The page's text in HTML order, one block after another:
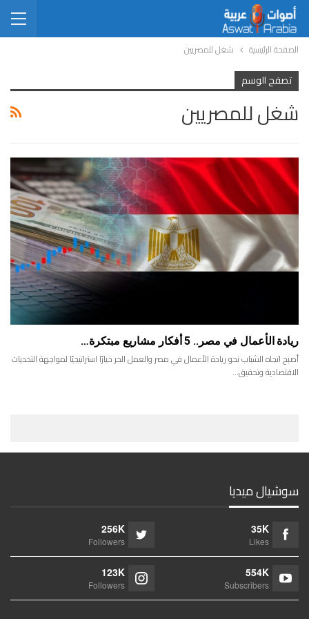
الصفحة الرئيسية شغل للمصريين
تصفح الوسم
شغل للمصريين
ريادة الأعمال في مصر.. 5 أفكار مشاريع مبتكرة…
أصبح اتجاه الشباب نحو ريادة الأعمال في مصر والعمل الحر خيارًا استراتيجيًا لمواجهة التحديات
الاقتصادية وتحقيق…
سوشيال ميديا
35K
Likes
256K
Followers
554K
Subscribers
123K
Followers